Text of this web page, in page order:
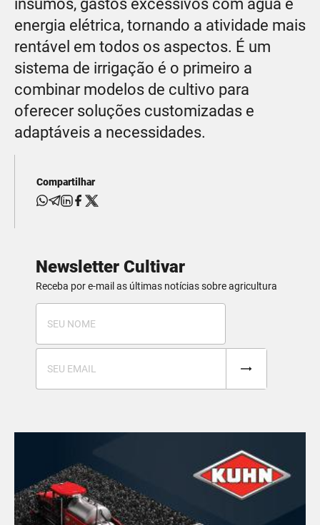
insumos, gastos excessivos com água e
energia elétrica, tornando a atividade mais
rentável em todos os aspectos. É um
sistema de irrigação é o primeiro a
combinar modelos de cultivo para
oferecer soluções customizadas e
adaptáveis a necessidades.
Compartilhar
Newsletter Cultivar
Receba por e-mail as últimas notícias sobre agricultura